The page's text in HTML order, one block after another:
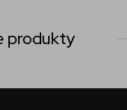
produkty